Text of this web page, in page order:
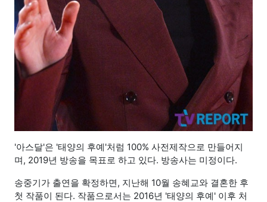
'아스달'은 '태양의 후예'처럼 100% 사전제작으로 만들어지
며, 2019년 방송을 목표로 하고 있다. 방송사는 미정이다.
송중기가 출연을 확정하면, 지난해 10월 송혜교와 결혼한 후
첫 작품이 된다. 작품으로서는 2016년 '태양의 후예' 이후 처